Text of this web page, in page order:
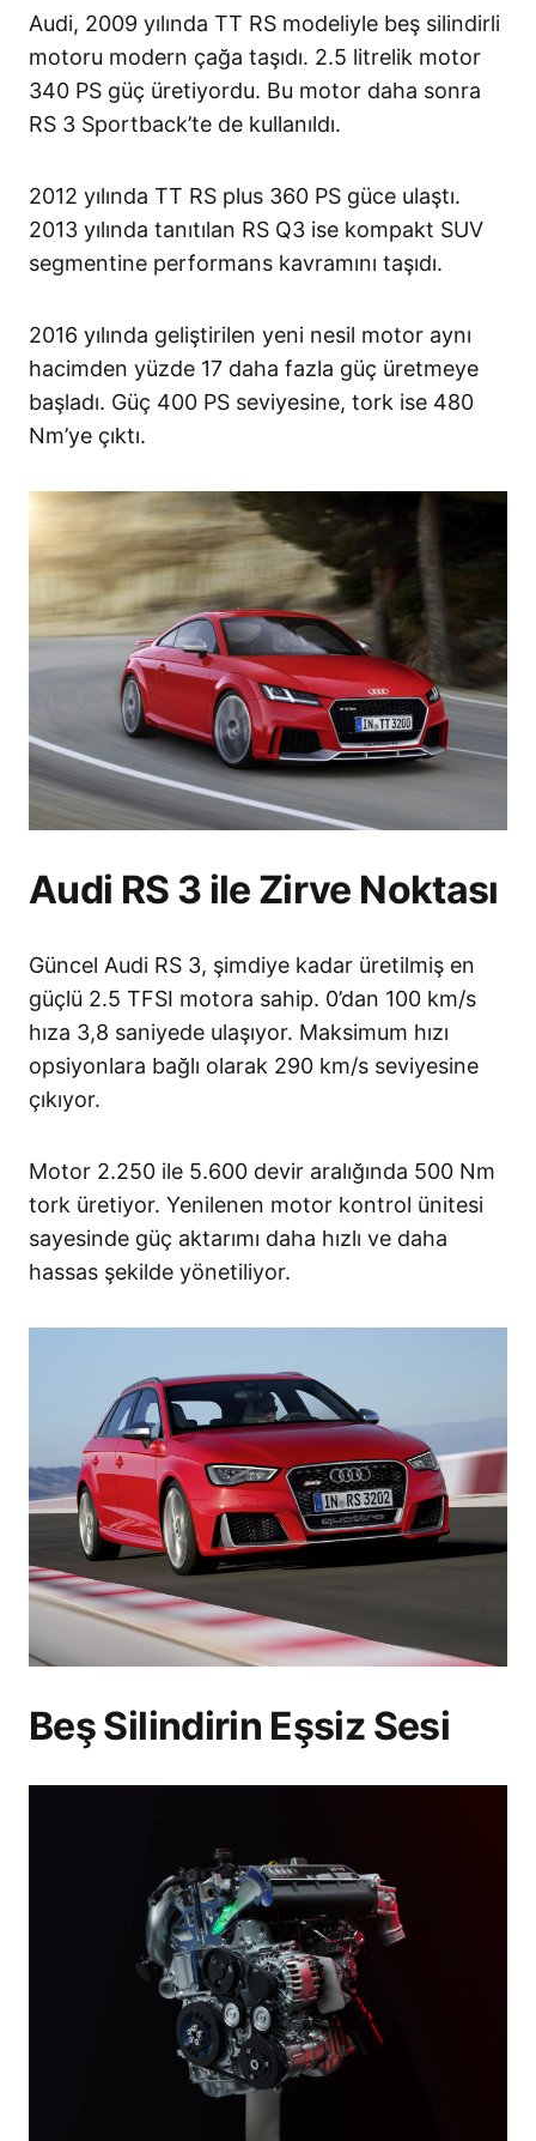
Audi, 2009 yılında TT RS modeliyle beş silindirli
motoru modern çağa taşıdı. 2.5 litrelik motor
340 PS güç üretiyordu. Bu motor daha sonra
RS 3 Sportback’te de kullanıldı.
2012 yılında TT RS plus 360 PS güce ulaştı.
2013 yılında tanıtılan RS Q3 ise kompakt SUV
segmentine performans kavramını taşıdı.
2016 yılında geliştirilen yeni nesil motor aynı
hacimden yüzde 17 daha fazla güç üretmeye
başladı. Güç 400 PS seviyesine, tork ise 480
Nm’ye çıktı.
Audi RS 3 ile Zirve Noktası
Güncel Audi RS 3, şimdiye kadar üretilmiş en
güçlü 2.5 TFSI motora sahip. 0’dan 100 km/s
hıza 3,8 saniyede ulaşıyor. Maksimum hızı
opsiyonlara bağlı olarak 290 km/s seviyesine
çıkıyor.
Motor 2.250 ile 5.600 devir aralığında 500 Nm
tork üretiyor. Yenilenen motor kontrol ünitesi
sayesinde güç aktarımı daha hızlı ve daha
hassas şekilde yönetiliyor.
Beş Silindirin Eşsiz Sesi